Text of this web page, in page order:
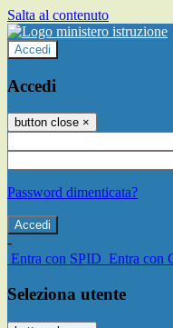
Salta al contenuto
Accedi
Accedi
button close ×
Password dimenticata?
-
Entra con SPID Entra con
Seleziona utente